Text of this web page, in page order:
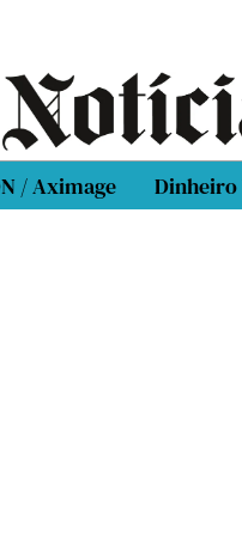
/ Aximage Dinheiro